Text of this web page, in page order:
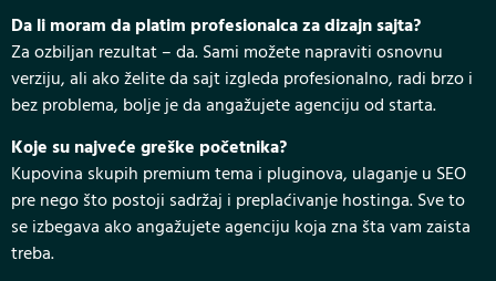
Da li moram da platim profesionalca za dizajn sajta?
Za ozbiljan rezultat – da. Sami možete napraviti osnovnu
verziju, ali ako želite da sajt izgleda profesionalno, radi brzo i
bez problema, bolje je da angažujete agenciju od starta.
Koje su najveće greške početnika?
Kupovina skupih premium tema i pluginova, ulaganje u SEO
pre nego što postoji sadržaj i preplaćivanje hostinga. Sve to
se izbegava ako angažujete agenciju koja zna šta vam zaista
treba.